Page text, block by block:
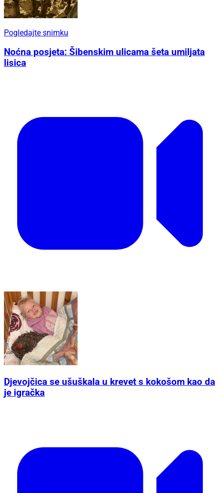
Pogledajte snimku
Noćna posjeta: Šibenskim ulicama šeta umiljata
lisica
Djevojčica se ušuškala u krevet s kokošom kao da
je igračka